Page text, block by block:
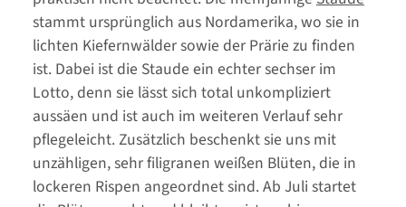
stammt ursprünglich aus Nordamerika, wo sie in
lichten Kiefernwälder sowie der Prärie zu finden
ist. Dabei ist die Staude ein echter sechser im
Lotto, denn sie lässt sich total unkompliziert
aussäen und ist auch im weiteren Verlauf sehr
pflegeleicht. Zusätzlich beschenkt sie uns mit
unzähligen, sehr filigranen weißen Blüten, die in
lockeren Rispen angeordnet sind. Ab Juli startet